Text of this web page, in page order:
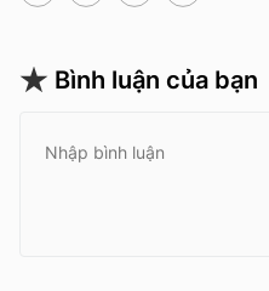
Bình luận của bạn